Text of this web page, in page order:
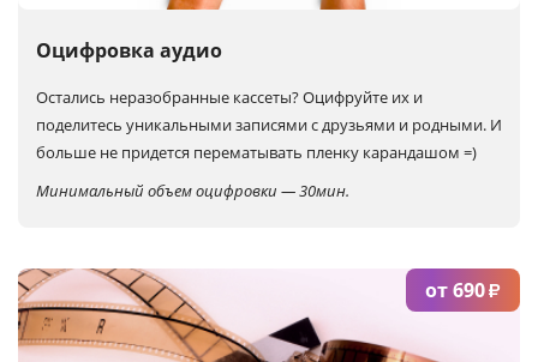
Оцифровка аудио
Остались неразобранные кассеты?Оцифруйте их и
поделитесь уникальными записями с друзьями и родными. И
больше не придется перематывать пленку карандашом =)
Минимальный объем оцифровки — 30мин.
от 690₽